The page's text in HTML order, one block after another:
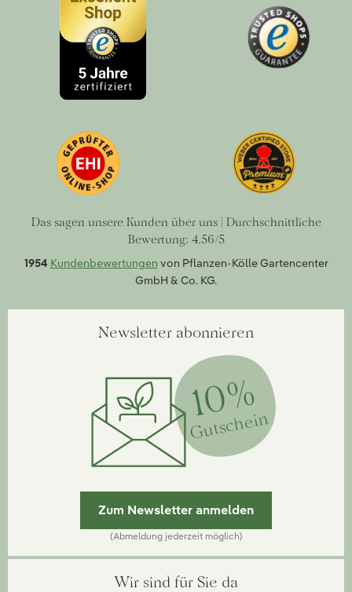
Das sagen unsere Kunden über uns | Durchschnittliche
Bewertung: 4.56/5
1954 Kundenbewertungen von Pflanzen-Kölle Gartencenter
GmbH & Co. KG.
Newsletter abonnieren
10%
Gutschein
Zum Newsletter anmelden
(Abmeldung jederzeit möglich)
Wir sind für Sie da